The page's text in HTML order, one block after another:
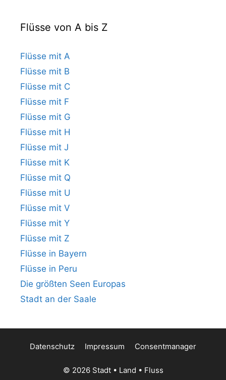
Flüsse von A bis Z
Flüsse mit A
Flüsse mit B
Flüsse mit C
Flüsse mit F
Flüsse mit G
Flüsse mit H
Flüsse mit J
Flüsse mit K
Flüsse mit Q
Flüsse mit U
Flüsse mit V
Flüsse mit Y
Flüsse mit Z
Flüsse in Bayern
Flüsse in Peru
Die größten Seen Europas
Stadt an der Saale
Datenschutz Impressum Consentmanager
© 2026 Stadt • Land • Fluss